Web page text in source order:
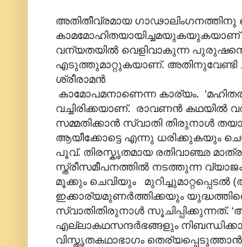
അതിതീവ്രമായ ഗാഢാലിംഗനത്തിനു
കാമമോഹിതയായിച്ചമയുകയുകയാണ്
വന്യതയിൽ വെളിവാകുന്ന
എടുത്തുമാറ്റുകയാണ്. അതിനുവേണ്ടി
ശ്രീരാമൻ
കാമോപമനാണെന്ന കാര്യം.
വച്ചിരിക്കയാണ്. രാവണൻ കഥയിൽ
സമ്മതിക്കാൻ സ്വാതി തിരുനാൾ
ആയീക്കോട്ടെ എന്നു ധരിക്കുകയും
പൂവ്. തിരസ്കൃതമായ രതിവാഞ്ഛ
സ്ത്രീസമീപനത്തിൽ നടത്തുന്ന
മൂക്കും ചെവിയും
ഇക്കാര്യമുണർത്തിക്കയും
സ്വാതിതിരുനാൾ സൂചിപ്പിക്കുന്നത്.
എല്ലാകഥസന്ദർഭങ്ങളും
വിസ്തൃതകഥാഭാഗം